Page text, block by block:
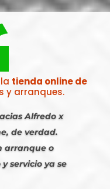
tienda online de
y arranques.
Alfredo x
de verdad.
arranque o
servicio ya se